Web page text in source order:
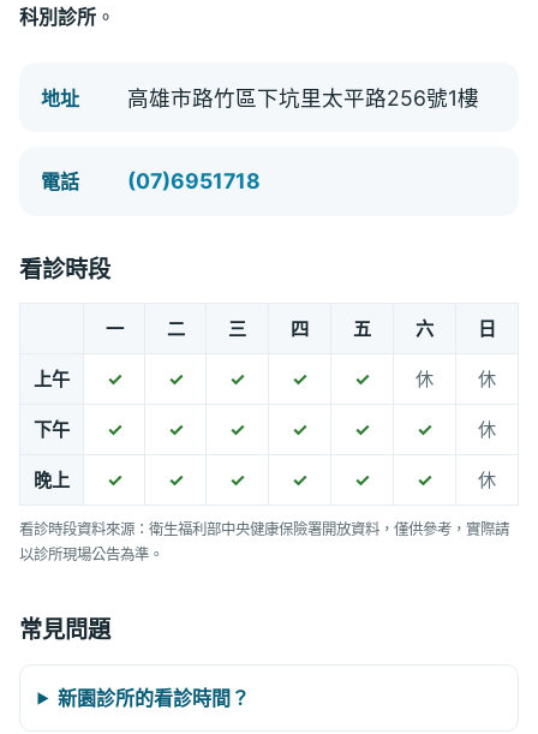
科別診所 。
地址 高雄市路竹區下坑里太平路256號1樓
電話 (07)6951718
看診時段
一 二 三 四 五 六 日
上午 ✓ ✓ ✓ ✓ ✓ 休 休
下午 ✓ ✓ ✓ ✓ ✓ ✓ 休
晚上 ✓ ✓ ✓ ✓ ✓ ✓ 休
看診時段資料來源：衛生福利部中央健康保險署開放資料，僅供參考，實際請
以診所現場公告為準。
常見問題
新園診所的看診時間？